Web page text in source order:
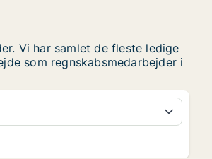
Vi har samlet de fleste ledige
som regnskabsmedarbejder i